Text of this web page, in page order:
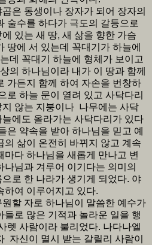
은 동생이나 장자가 되어 장자의
술수를 하다가 극도의 갈등으로
있는 새 땅, 새 삶을 향한 가슴
땅에 서 있는데 꼭대기가 하늘에
데 꼭대기 하늘에 형체가 보이고
의 하나님이라 내가 이 땅과 함께
가든지 함께 하여 자손을 번창하
로 하늘 문이 열려 있고 사닥다리
지 않는 지붕이나 나무에는 사닥
에도 올라가는 사닥다리가 있다
은 약속을 받아 하나님을 믿고 예
의 삶이 온전히 바뀌지 않고 계속
마다 하나님을 새롭게 만나고 변
님과 겨루어 이기다는 의미의
로 한 나라가 생기게 되었다. 야
하여 이루어지고 있다.
할 자로 하나님이 말씀한 예수가
로 많은 기적과 놀라운 일을 행
렛 사람이라 불리었다. 나다나엘
자신이 멸시 받는 갈릴리 사람이